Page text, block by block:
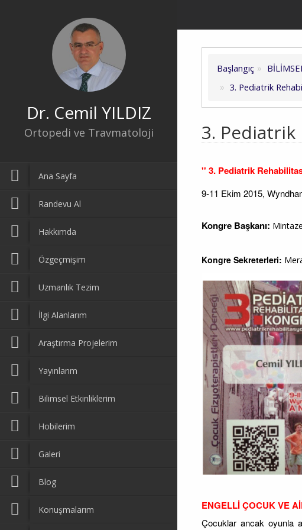
Dr. Cemil YILDIZ
Ortopedi ve Travmatoloji
Ana Sayfa
Randevu Al
Hakkımda
Özgeçmişim
Uzmanlık Tezim
İlgi Alanlarım
Araştırma Projelerim
Yayınlarım
Bilimsel Etkinliklerim
Hobilerim
Galeri
Blog
Konuşmalarım
Başlangıç
3. Pediatrik
3. Pediatrik
''3. Pediatrik
9-11 Ekim 2015,
Kongre Başkanı:
Kongre Sekreterleri:
ENGELLİ ÇOCUK VE
Çocuklar ancak oyunla